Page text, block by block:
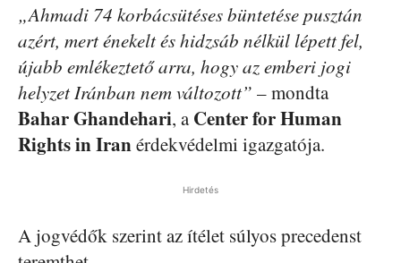
„Ahmadi 74 korbácsütéses büntetése pusztán
azért, mert énekelt és hidzsáb nélkül lépett fel,
újabb emlékeztető arra, hogy az emberi jogi
helyzet Iránban nem változott” – mondta
Bahar Ghandehari, aCenter for Human
Rights in Iranérdekvédelmi igazgatója.
Hirdetés
A jogvédők szerint az ítélet súlyos precedenst